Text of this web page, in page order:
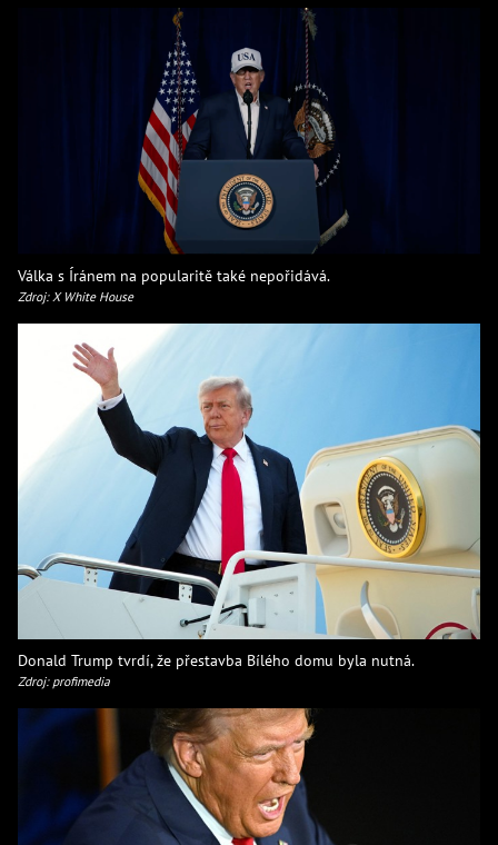
Válka s Íránem na popularitě také nepořidává.
Zdroj: X White House
Donald Trump tvrdí, že přestavba Bílého domu byla nutná.
Zdroj: profimedia